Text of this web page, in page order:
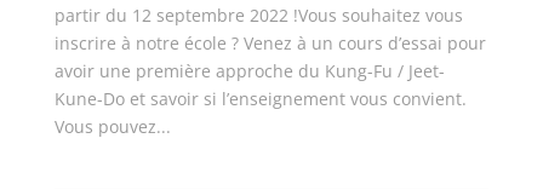
partir du 12 septembre 2022 !Vous souhaitez vous
inscrire à notre école ? Venez à un cours d’essai pour
avoir une première approche du Kung-Fu / Jeet-
Kune-Do et savoir si l’enseignement vous convient.
Vous pouvez...